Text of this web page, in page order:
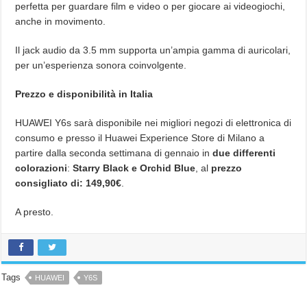
perfetta per guardare film e video o per giocare ai videogiochi,
anche in movimento.
Il jack audio da 3.5 mm supporta un’ampia gamma di auricolari,
per un’esperienza sonora coinvolgente.
Prezzo e disponibilità in Italia
HUAWEI Y6s sarà disponibile nei migliori negozi di elettronica di
consumo e presso il Huawei Experience Store di Milano a
partire dalla seconda settimana di gennaio indue differenti
colorazioni:Starry Black e Orchid Blue, al prezzo
consigliato di: 149,90€.
A presto.
Tags HUAWEI Y6S